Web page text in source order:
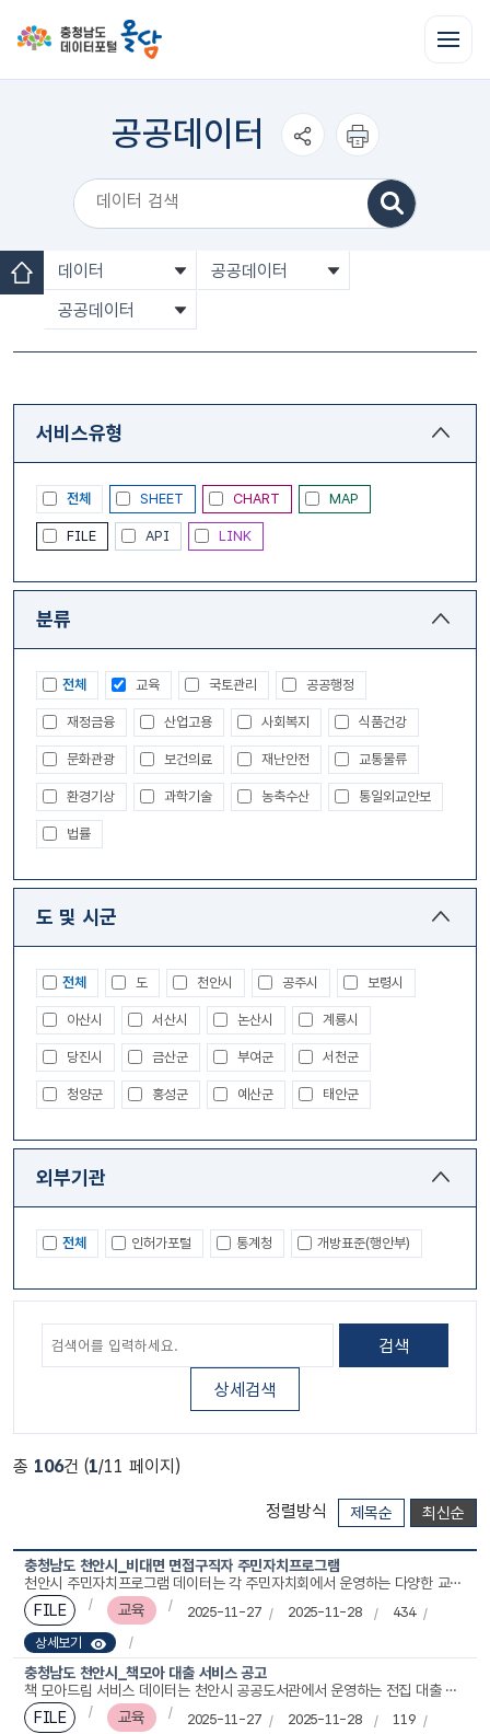
전
체
메
공공데이터
기
기
데이터
공공데이터
공공데이터
서비스유형
전체 SHEET CHART MAP
FILE API LINK
분류
전체 교육 국토관리 공공행정
재정금융 산업고용 사회복지 식품건강
문화관광 보건의료 재난안전 교통물류
환경기상 과학기술 농축수산 통일외교안보
법률
도 및 시군
전체 도 천안시 공주시 보령시
아산시 서산시 논산시 계룡시
당진시 금산군 부여군 서천군
청양군 홍성군 예산군 태안군
외부기관
전체 인허가포털 통계청 개방표준(행안부)
검색
상세검색
총 106건 (1/11 페이지)
정렬방식 제목순 최신순
충청남도 천안시_비대면 면접구직자 주민자치프로그램
천안시 주민자치프로그램 데이터는 각 주민자치회에서 운영하는 다양한 교육·문화·생활 프로그램 정보를 체계적으로 제공하는 자료입니다. 모집인원, 모집기간, 운영기간 등 프로그램 참여에 필요한 핵심 일정 정보를 비롯해 교육대상, 교육장소, 기관구분, 학기명과 같은 운영 단위가 상세하게 포함되어 있어 주민들은 자신에게 적합한 프로그램을 쉽게 탐색할 수 있습니다. 지역별 특성과 주민 수요에 맞춘 맞춤형 프로그램 운영에도 활용됩니다. 이 데이터는 천안시의 평생학습 활성화, 지역 공동체 강화, 생활문화 확산을 위한 기반 정보로 중요한 역할을 합니다.
FILE 교육 2025-11-27 2025-11-28
434
상세보기
충청남도 천안시_책모아 대출 서비스 공고
책 모아드림 서비스 데이터는 천안시 공공도서관에서 운영하는 전집 대출 신청 및 대출 이력을 정리한 자료입니다. 각 기록은 도서관명, 대출회차, 서적명, 신청시작일과 종료일, 신청인원수, 대출시작일과 종료일, 신청대상, 대출장소, 대출기간 등의 항목을 포함합니다. 이를 통해 연도별·회차별 대출 현황 통계 작성, 회원 수요 기반 전집 구비 계획 수립 등 정책 수요를 뒷받침하는 근거 자료가 됩니다. 해당 서비스는 온라인으로 신청 및 확인이 가능하며, [https://www.cheonan.go.kr/prog/bookLoan/lib/sub02_08/list.do]해당 링크를 통해 확인 가능합니다.
FILE 교육 2025-11-27 2025-11-28
119